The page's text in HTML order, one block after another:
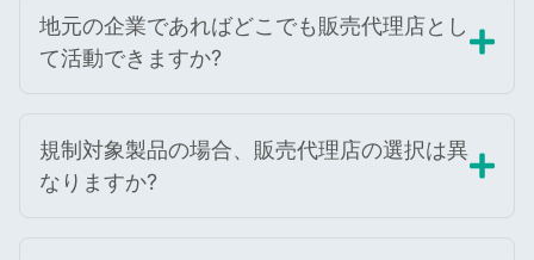
地元の企業であればどこでも販売代理店とし
て活動できますか?
規制対象製品の場合、販売代理店の選択は異
なりますか?